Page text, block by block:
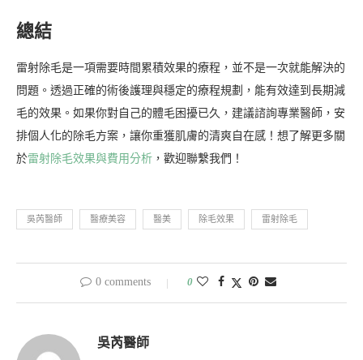
總結
雷射除毛是一項需要時間累積效果的療程，並不是一次就能解決的
問題。透過正確的術後護理與穩定的療程規劃，能有效達到長期減
毛的效果。如果你對自己的體毛困擾已久，建議諮詢專業醫師，安
排個人化的除毛方案，讓你重獲肌膚的清爽自在感！想了解更多關
於雷射除毛效果與費用分析 ，歡迎聯繫我們！
吳芮醫師 醫療美容 醫美 除毛效果 雷射除毛
0 comments 0
吳芮醫師